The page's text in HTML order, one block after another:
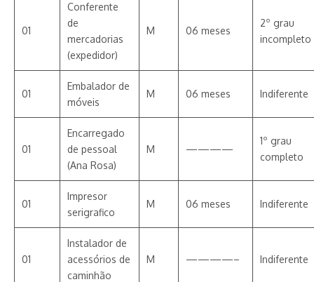
01
Conferente
de
mercadorias
(expedidor)
M 06 meses
2º grau
incompleto
01
Embalador de
móveis
M 06 meses Indiferente
01
Encarregado
de pessoal
(Ana Rosa)
M ————
1º grau
completo
01
Impresor
serigrafico
M 06 meses Indiferente
01
Instalador de
acessórios de
caminhão
M ————– Indiferente